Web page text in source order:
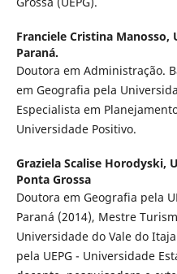
Franciele Cristina Manosso,
Paraná.
Doutora em Administração.
em Geografia pela
Especialista em
Universidade Positivo.
Graziela Scalise Horodyski,
Ponta Grossa
Doutora em Geografia pela
Paraná (2014), Mestre
Universidade do Vale do
pela UEPG - Universidade